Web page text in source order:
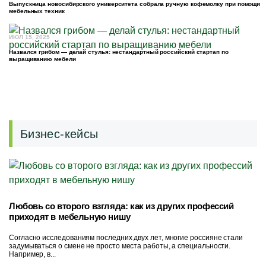
Выпускница новосибирского университета собрала ручную кофемолку при помощи
мебельных техник
ИЮЛ 15, 2025
Назвался грибом — делай стулья: нестандартный российский стартап по
выращиванию мебели
Бизнес-кейсы
Любовь со второго взгляда: как из других профессий
приходят в мебельную нишу
Согласно исследованиям последних двух лет, многие россияне стали
задумываться о смене не просто места работы, а специальности.
Например, в...